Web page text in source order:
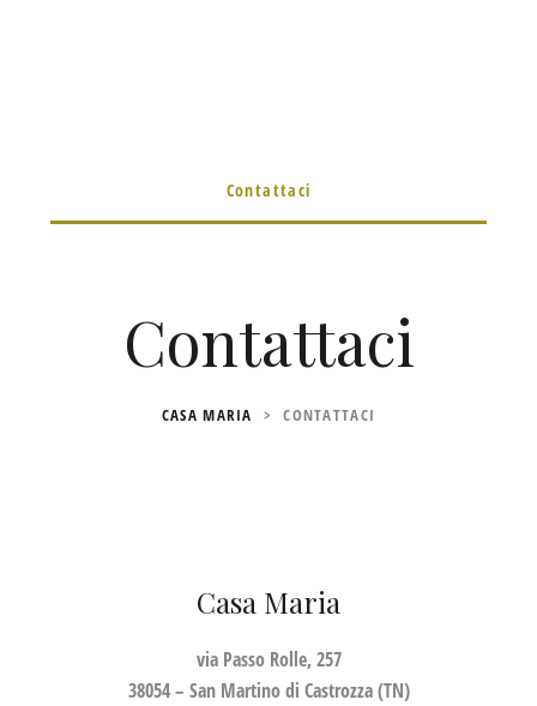
Contattaci
Contattaci
CASA MARIA > CONTATTACI
Casa Maria
via Passo Rolle, 257
38054 – San Martino di Castrozza (TN)